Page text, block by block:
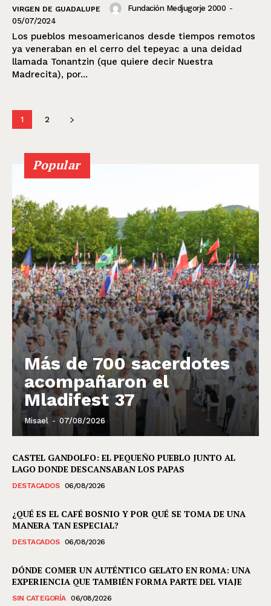
VIRGEN DE GUADALUPE Fundación Medjugorje 2000 -
05/07/2024
Los pueblos mesoamericanos desde tiempos remotos
ya veneraban en el cerro del tepeyac a una deidad
llamada Tonantzin (que quiere decir Nuestra
Madrecita), por...
1 2
Popular
Más de 700 sacerdotes
acompañaron el
Mladifest 37
Misael - 07/08/2026
CASTEL GANDOLFO: EL PEQUEÑO PUEBLO JUNTO AL
LAGO DONDE DESCANSABAN LOS PAPAS
DESTACADOS 06/08/2026
¿QUÉ ES EL CAFÉ BOSNIO Y POR QUÉ SE TOMA DE UNA
MANERA TAN ESPECIAL?
DESTACADOS 06/08/2026
DÓNDE COMER UN AUTÉNTICO GELATO EN ROMA: UNA
EXPERIENCIA QUE TAMBIÉN FORMA PARTE DEL VIAJE
SIN CATEGORÍA 06/08/2026